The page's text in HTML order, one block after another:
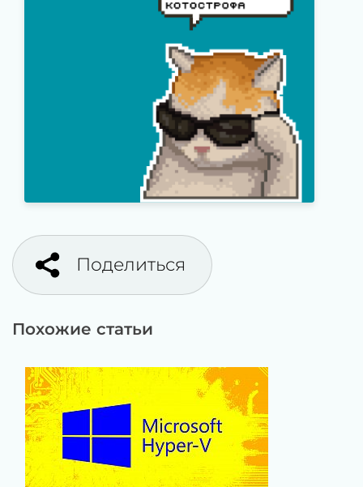
Поделиться
Похожие статьи